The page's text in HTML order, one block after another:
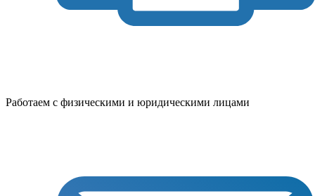
Работаем с физическими и юридическими лицами